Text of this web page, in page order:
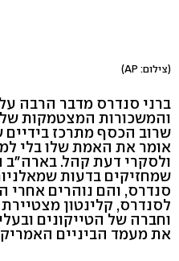
(צילום: AP)
ברני סנדרס מדבר הרבה
והמשכורות המצטמקות
שרוב הכסף מתרכז בידיים
אומר את האמת שלו בלי
ולסקרי דעת קהל. בארה"ב
שמחזיקים בדעות
סנדרס, והם נוהרים אחרי
לסנדרס, קלינטון
וחברה של הטייקונים
את מעמד הביניים